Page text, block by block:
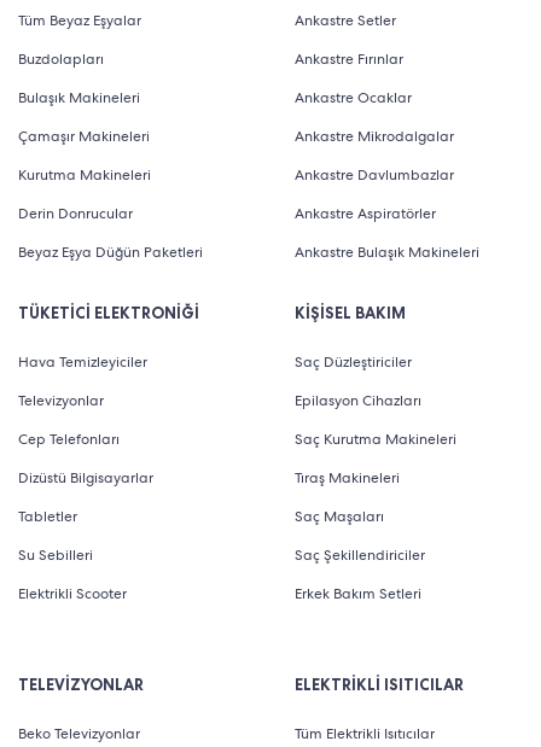
Tüm Beyaz Eşyalar
Buzdolapları
Bulaşık Makineleri
Çamaşır Makineleri
Kurutma Makineleri
Derin Donrucular
Beyaz Eşya Düğün Paketleri
TÜKETİCİ ELEKTRONİĞİ
Hava Temizleyiciler
Televizyonlar
Cep Telefonları
Dizüstü Bilgisayarlar
Tabletler
Su Sebilleri
Elektrikli Scooter
Ankastre Setler
Ankastre Fırınlar
Ankastre Ocaklar
Ankastre Mikrodalgalar
Ankastre Davlumbazlar
Ankastre Aspiratörler
Ankastre Bulaşık Makineleri
KİŞİSEL BAKIM
Saç Düzleştiriciler
Epilasyon Cihazları
Saç Kurutma Makineleri
Tıraş Makineleri
Saç Maşaları
Saç Şekillendiriciler
Erkek Bakım Setleri
TELEVİZYONLAR
Beko Televizyonlar
ELEKTRİKLİ ISITICILAR
Tüm Elektrikli Isıtıcılar